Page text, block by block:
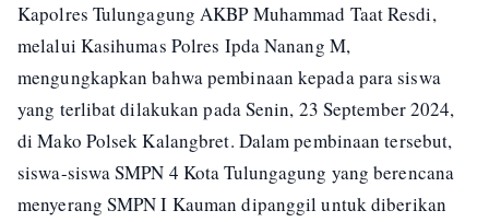
Kapolres Tulungagung AKBP Muhammad Taat Resdi,
melalui Kasihumas Polres Ipda Nanang M,
mengungkapkan bahwa pembinaan kepada para siswa
yang terlibat dilakukan pada Senin, 23 September 2024,
di Mako Polsek Kalangbret. Dalam pembinaan tersebut,
siswa-siswa SMPN 4 Kota Tulungagung yang berencana
menyerang SMPN I Kauman dipanggil untuk diberikan